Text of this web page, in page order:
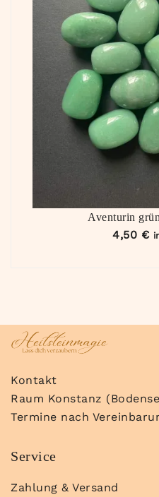
Aventurin
4,50 €
Kontakt
Raum Konstanz
Termine nach
Service
Zahlung & Versand